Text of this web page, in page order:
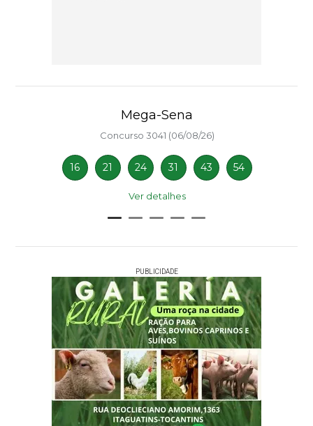
Mega-Sena
Concurso 3041 (06/08/26)
16 21 24 31 43 54
Ver detalhes
PUBLICIDADE